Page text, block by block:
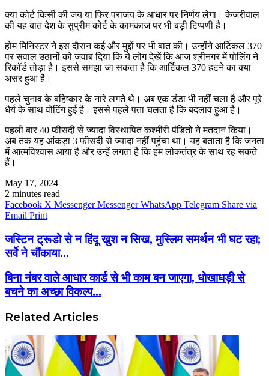
क्या कोर्ट किसी की जय या फिर पराजय के आधार पर निर्णय लेगा। केजरीवाल
की यह बात देश के सुप्रीम कोर्ट के कामकाज पर भी बड़ी टिप्पणी है।
होम मिनिस्टर ने इस दौरान कई और मुद्दों पर भी बात की। उन्होंने आर्टिकल 370
पर सवाल उठानों को जवाब दिया कि ये लोग देखें कि आज श्रीनगर में पोलिंग ने
रिकॉर्ड तोड़ा है। इससे समझा जा सकता है कि आर्टिकल 370 हटने का क्या
असर हुआ है।
पहले चुनाव के बहिष्कार के नारे लगते थे। अब एक डंडा भी नहीं चला है और पूरे
धैर्य के साथ वोटिंग हुई है। इससे पहले पता चलता है कि बदलाव हुआ है।
पहली बार 40 फीसदी से ज्यादा विस्थापित कश्मीरी पंडितों ने मतदान किया।
अब तक यह आंकड़ा 3 फीसदी से ज्यादा नहीं पहुंचा था। यह बताता है कि जनता
में आत्मविश्वास आया है और उन्हें लगता है कि हम लोकतंत्र के साथ रह सकते
हैं।
May 17, 2024
2 minutes read
Facebook X Messenger Messenger WhatsApp Telegram Share via
Email Print
जस्टिन ट्रूडो से न हिंदू खुश न सिख, मुस्लिम समर्थन भी घट रहा;
सर्वे ने चौंकाया...
बिना नंबर वाले आधार कार्ड से भी काम बन जाएगा, धोखाधड़ी से
बचने का अच्छा विकल्प...
Related Articles